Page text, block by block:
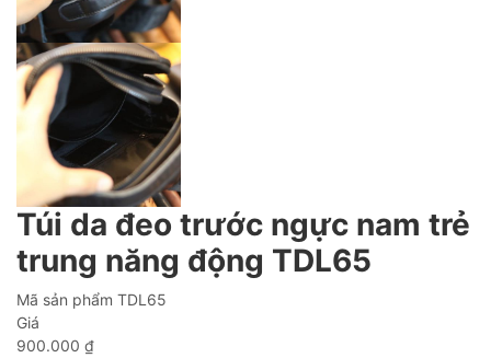
Túi da đeo trước ngực nam trẻ
trung năng động TDL65
Mã sản phẩm TDL65
Giá
900.000 ₫